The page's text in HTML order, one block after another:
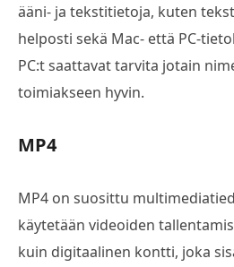
ääni- ja tekstitietoja, kuten
helposti sekä Mac- että PC-
PC:t saattavat tarvita jotain
toimiakseen hyvin.
MP4
MP4 on suosittu
käytetään videoiden
kuin digitaalinen kontti, joka